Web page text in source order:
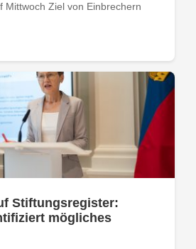
Mittwoch Ziel von Einbrechern
Stiftungsregister:
mögliches